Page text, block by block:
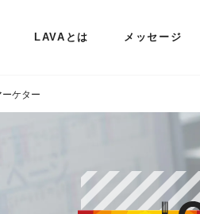
LAVAとは メッセージ
ケター